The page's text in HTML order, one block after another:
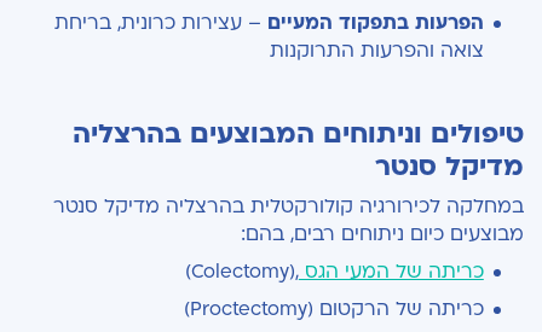
הפרעות בתפקוד המעיים –עצירות כרונית, בריחת
צואה והפרעות התרוקנות
טיפולים וניתוחים המבוצעים בהרצליה
מדיקל סנטר
במחלקה לכירורגיה קולורקטלית בהרצליה מדיקל סנטר
מבוצעים כיום ניתוחים רבים, בהם:
כריתה של המעי הגס,(Colectomy)
כריתה של הרקטום (Proctectomy)